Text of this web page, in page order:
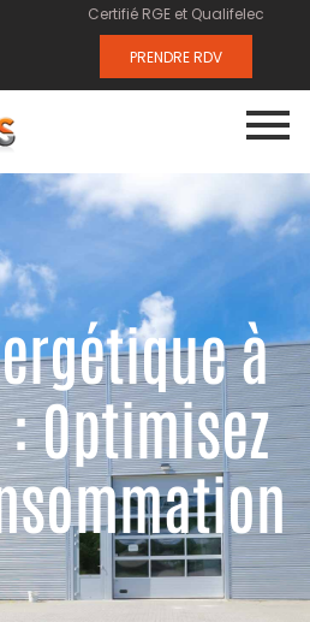
Certifié RGE et Qualifelec
PRENDRE RDV
à
Optimisez